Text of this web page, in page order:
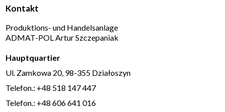
Kontakt
Produktions- und Handelsanlage
ADMAT-POL Artur Szczepaniak
Hauptquartier
Ul. Zamkowa 20, 98-355 Działoszyn
Telefon.: +48 518 147 447
Telefon.: +48 606 641 016